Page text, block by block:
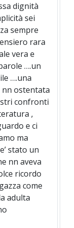
dignità
sei
sempre
rara
vera e
….un
….una
nn ostentata
confronti
,
e ci
ma
stato un
nn aveva
ricordo
come
adulta